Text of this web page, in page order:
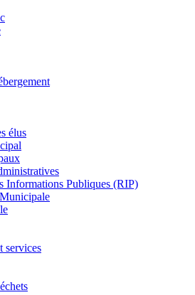
élus
Informations Publiques (RIP)
services